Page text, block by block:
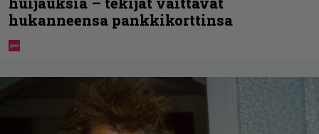
hukanneensa pankkikorttinsa